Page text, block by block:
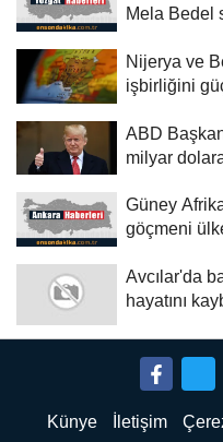
Mela Bedel
Nijerya ve
işbirliğini
ABD
milyar dolara
Güney
göçmeni
Avcılar'da
hayatını
Künye İletişim